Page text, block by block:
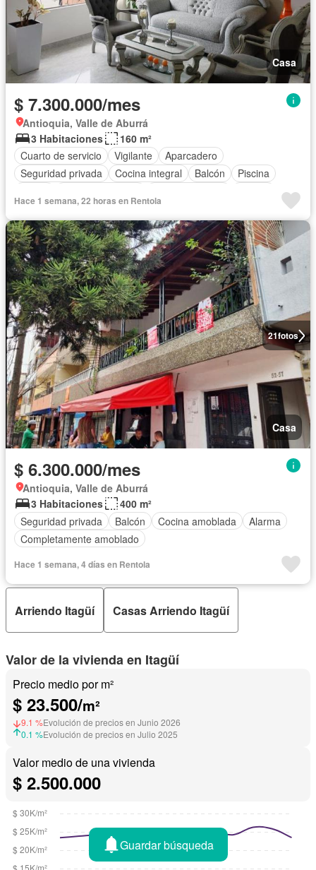
Casa
$ 7.300.000/mes
Antioquia, Valle de Aburrá
3 Habitaciones
160 m²
Cuarto de servicio
Vigilante
Aparcadero
Seguridad privada
Cocina integral Balcón
Piscina
Completamente amoblado
Hace 1 semana, 22 horas en Rentola
21fotos
Casa
$ 6.300.000/mes
Antioquia, Valle de Aburrá
3 Habitaciones
400 m²
Seguridad privada
Balcón Cocina amoblada
Alarma
Completamente amoblado
Hace 1 semana, 4 días en Rentola
Arriendo Itagüí Casas Arriendo Itagüí
Valor de la vivienda en Itagüí
Precio medio por m²
$ 23.500/m²
9.1 %Evolución de precios en Junio 2026
0.1 %Evolución de precios en Julio 2025
Valor medio de una vivienda
$ 2.500.000
Guardar búsqueda